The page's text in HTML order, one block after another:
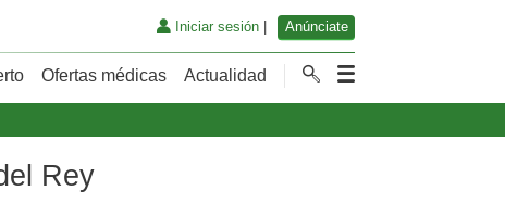
Iniciar sesión| Anúnciate
Ofertas médicas Actualidad
Rey